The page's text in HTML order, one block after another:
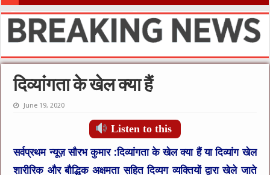
दिव्यांंगता के खेल क्या हैं
June 19, 2020
Listen to this
सर्वप्रथम न्यूज़ सौरभ कुमार :दिव्यांगता के खेल क्या हैं या दिव्यांग खेल
शारीरिक और बौद्धिक अक्षमता सहित दिव्यग व्यक्तियों द्वारा खेले जाते